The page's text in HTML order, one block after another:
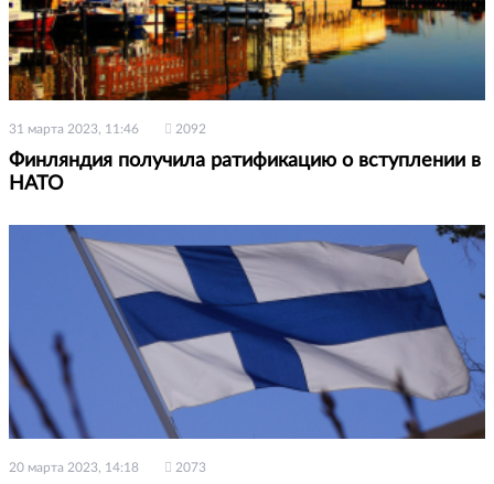
31 марта 2023, 11:46 2092
Финляндия получила ратификацию о вступлении в
НАТО
20 марта 2023, 14:18 2073